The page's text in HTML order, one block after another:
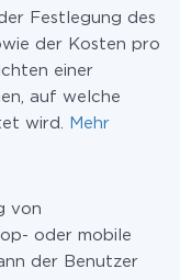
Festlegung des
der Kosten pro
einer
auf welche
wird.
Mehr
von
oder mobile
der Benutzer